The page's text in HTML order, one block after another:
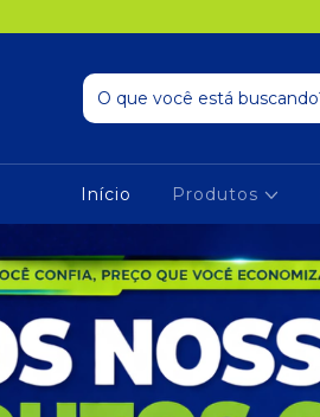
Início Produtos